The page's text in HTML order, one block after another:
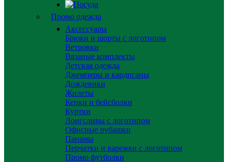
Промо одежда
Аксессуары
Брюки и шорты с логотипом
Ветровки
Вязаные комплекты
Детская одежда
Джемперы и кардиганы
Дождевики
Жилеты
Кепки и бейсболки
Куртки
Лонгсливы с логотипом
Офисные рубашки
Панамы
Перчатки и варежки с логотипом
Промо футболки